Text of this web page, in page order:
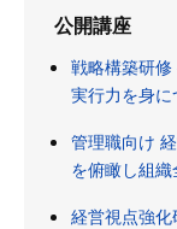
公開講座
戦略構築研
実行力を身に
管理職向け
を俯瞰し組
経営視点強